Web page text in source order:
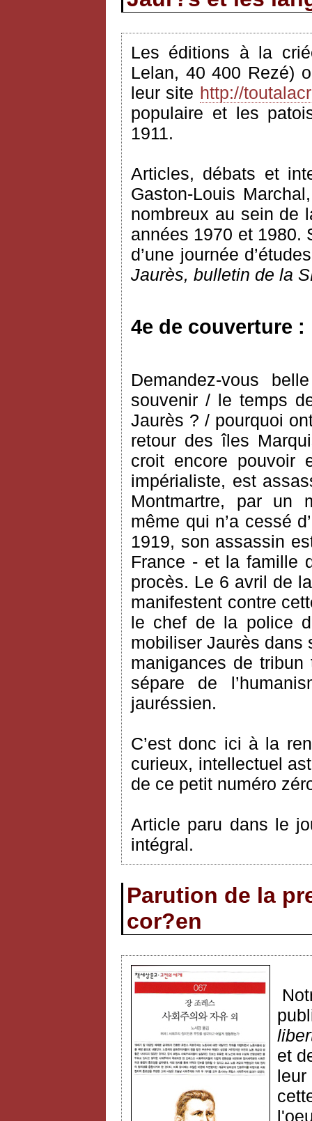
Les éditions à la
Lelan, 40 400 Rezé)
leur site http://
populaire et les
1911.
Articles, débats et
Gaston-Louis
nombreux au sein de
années 1970 et 1980.
d’une journée
Jaurès, bulletin de la
4e de couverture :
Demandez-vous
souvenir / le temps
Jaurès ? / pourquoi
retour des îles
croit encore pouvoir
impérialiste, est
Montmartre, par un
même qui n’a cessé
1919, son assassin
France - et la famille
procès. Le 6 avril de
manifestent contre
le chef de la police
mobiliser Jaurès dans
manigances de
sépare de
jauréssien.
C’est donc ici à la
curieux, intellectuel
de ce petit numéro
Article paru dans le
intégral.
Parution de la
cor?en
et
leur